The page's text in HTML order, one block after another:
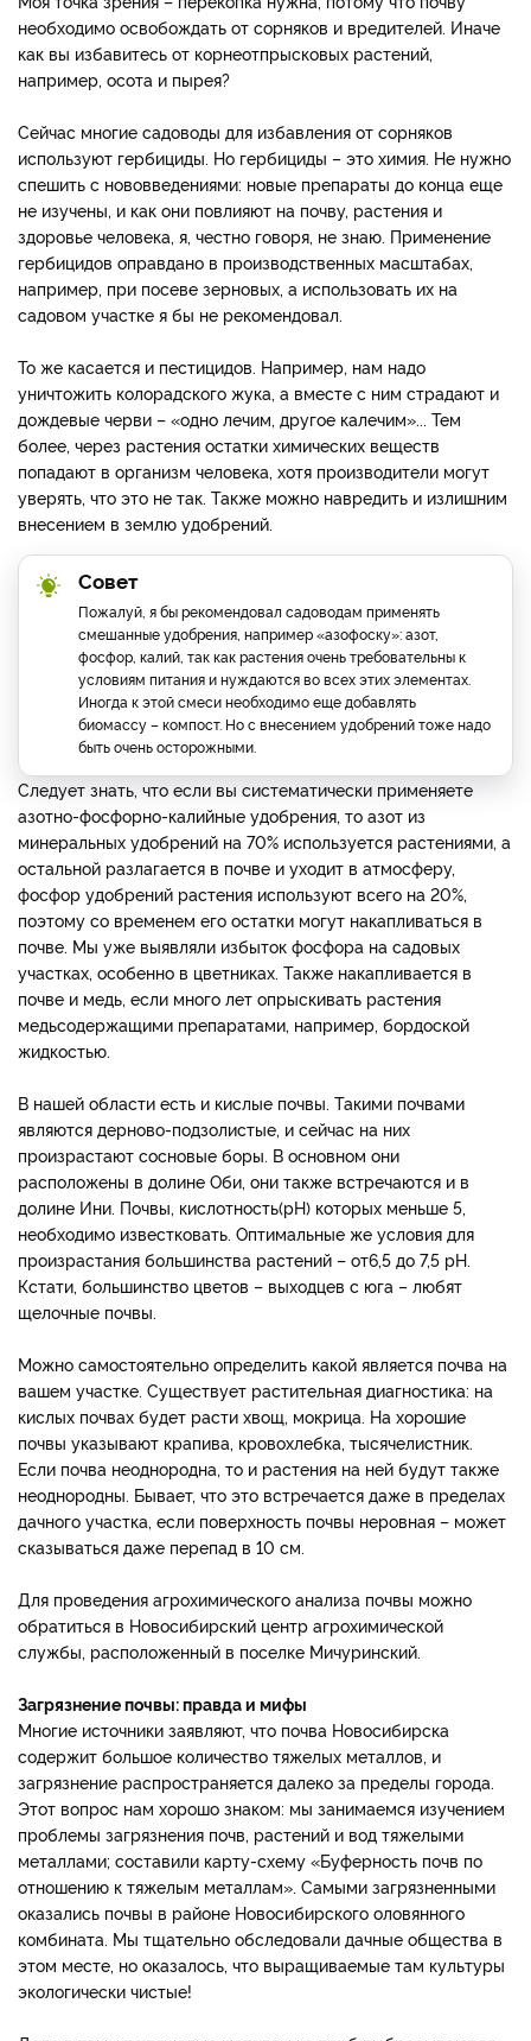
необходимо освобождать от сорняков и вредителей. Иначе
как вы избавитесь от корнеотпрысковых растений,
например, осота и пырея?
Сейчас многие садоводы для избавления от сорняков
используют гербициды. Но гербициды – это химия. Не нужно
спешить с нововведениями: новые препараты до конца еще
не изучены, и как они повлияют на почву, растения и
здоровье человека, я, честно говоря, не знаю. Применение
гербицидов оправдано в производственных масштабах,
например, при посеве зерновых, а использовать их на
садовом участке я бы не рекомендовал.
То же касается и пестицидов. Например, нам надо
уничтожить колорадского жука, а вместе с ним страдают и
дождевые черви – «одно лечим, другое калечим»... Тем
более, через растения остатки химических веществ
попадают в организм человека, хотя производители могут
уверять, что это не так. Также можно навредить и излишним
внесением в землю удобрений.
Совет
Пожалуй, я бы рекомендовал садоводам применять
смешанные удобрения, например «азофоску»: азот,
фосфор, калий, так как растения очень требовательны к
условиям питания и нуждаются во всех этих элементах.
Иногда к этой смеси необходимо еще добавлять
биомассу – компост. Но с внесением удобрений тоже надо
быть очень осторожными.
Следует знать, что если вы систематически применяете
азотно-фосфорно-калийные удобрения, то азот из
минеральных удобрений на 70% используется растениями, а
остальной разлагается в почве и уходит в атмосферу,
фосфор удобрений растения используют всего на 20%,
поэтому со временем его остатки могут накапливаться в
почве. Мы уже выявляли избыток фосфора на садовых
участках, особенно в цветниках. Также накапливается в
почве и медь, если много лет опрыскивать растения
медьсодержащими препаратами, например, бордоской
жидкостью.
В нашей области есть и кислые почвы. Такими почвами
являются дерново-подзолистые, и сейчас на них
произрастают сосновые боры. В основном они
расположены в долине Оби, они также встречаются и в
долине Ини. Почвы, кислотность(pH) которых меньше 5,
необходимо известковать. Оптимальные же условия для
произрастания большинства растений – от6,5 до 7,5 pH.
Кстати, большинство цветов – выходцев с юга – любят
щелочные почвы.
Можно самостоятельно определить какой является почва на
вашем участке. Существует растительная диагностика: на
кислых почвах будет расти хвощ, мокрица. На хорошие
почвы указывают крапива, кровохлебка, тысячелистник.
Если почва неоднородна, то и растения на ней будут также
неоднородны. Бывает, что это встречается даже в пределах
дачного участка, если поверхность почвы неровная – может
сказываться даже перепад в 10 см.
Для проведения агрохимического анализа почвы можно
обратиться в Новосибирский центр агрохимической
службы, расположенный в поселке Мичуринский.
Загрязнение почвы: правда и мифы
Многие источники заявляют, что почва Новосибирска
содержит большое количество тяжелых металлов, и
загрязнение распространяется далеко за пределы города.
Этот вопрос нам хорошо знаком: мы занимаемся изучением
проблемы загрязнения почв, растений и вод тяжелыми
металлами; составили карту-схему «Буферность почв по
отношению к тяжелым металлам». Самыми загрязненными
оказались почвы в районе Новосибирского оловянного
комбината. Мы тщательно обследовали дачные общества в
этом месте, но оказалось, что выращиваемые там культуры
экологически чистые!